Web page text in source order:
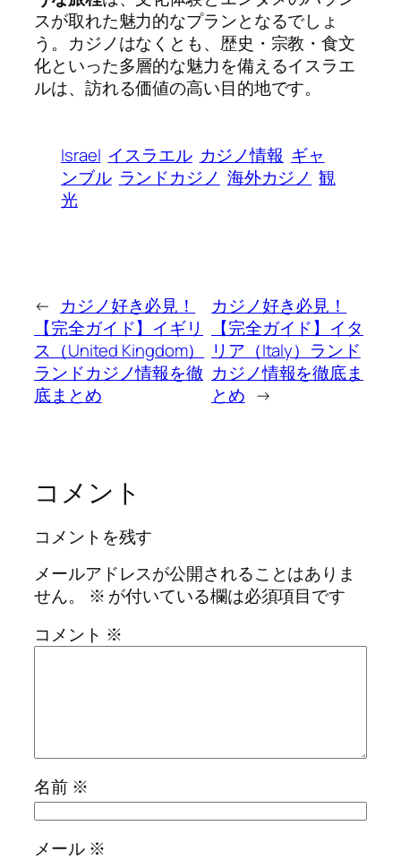
スが取れた魅力的なプランとなるでしょ
う。カジノはなくとも、歴史・宗教・食文
化といった多層的な魅力を備えるイスラエ
ルは、訪れる価値の高い目的地です。
Israel イスラエル カジノ情報 ギャ
ンブル ランドカジノ 海外カジノ 観
光
← カジノ好き必見！
【完全ガイド】イギリ
ス（United Kingdom）
ランドカジノ情報を徹
底まとめ
カジノ好き必見！
【完全ガイド】イタ
リア（Italy）ランド
カジノ情報を徹底ま
とめ →
コメント
コメントを残す
メールアドレスが公開されることはありま
せん。
※ が付いている欄は必須項目です
コメント ※
名前 ※
メール ※